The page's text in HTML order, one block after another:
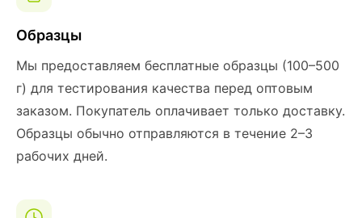
Образцы
Мы предоставляем бесплатные образцы (100–500
г) для тестирования качества перед оптовым
заказом. Покупатель оплачивает только доставку.
Образцы обычно отправляются в течение 2–3
рабочих дней.